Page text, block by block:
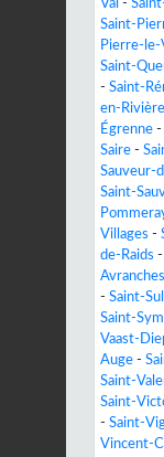
Val -
Saint-
Pierre-le-
Saint-
- Saint-
en-Rivière
Égrenne -
Saire -
Sauveur-
Saint-
Villages -
de-Raids -
Avranches
- Saint-
Saint-
Vaast-
Auge -
Saint-
Saint-
- Saint-
Vincent-